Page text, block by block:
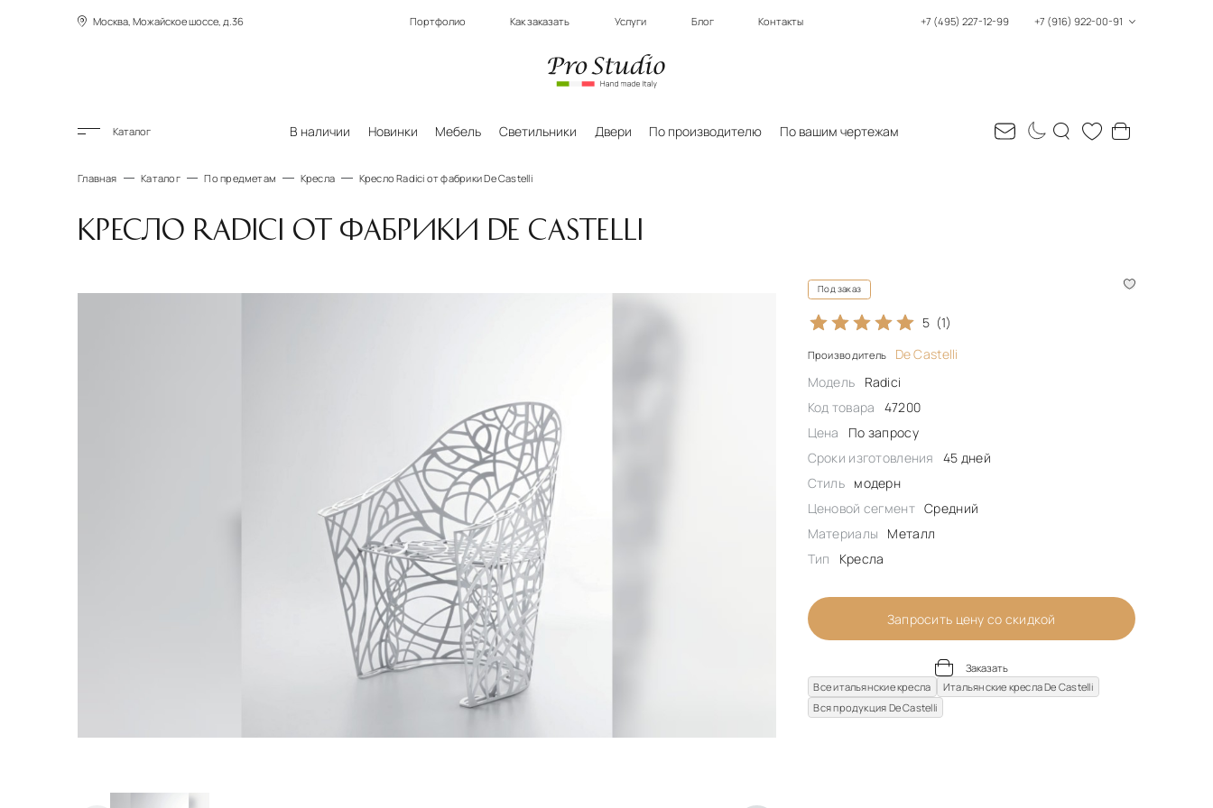
Москва, Можайское шоссе, д.36 Портфолио Как заказать Услуги Блог Контакты +7 (495) 227-12-99 +7 (916) 922-00-91
Каталог В наличии Новинки Мебель Светильники Двери По производителю По вашим чертежам
Главная Каталог По предметам Кресла Кресло Radici от фабрики De Castelli
КРЕСЛО RADICI ОТ ФАБРИКИ DE CASTELLI
Под заказ
5 (1)
Производитель
De Castelli
Модель
Radici
Код товара
47200
Цена
По запросу
Сроки изготовления
45 дней
Стиль модерн
Ценовой сегмент Средний
Материалы
Металл
Тип
Кресла
Запросить цену со скидкой
Заказать
Все итальянские кресла
Итальянские кресла De Castelli
Вся продукция De Castelli